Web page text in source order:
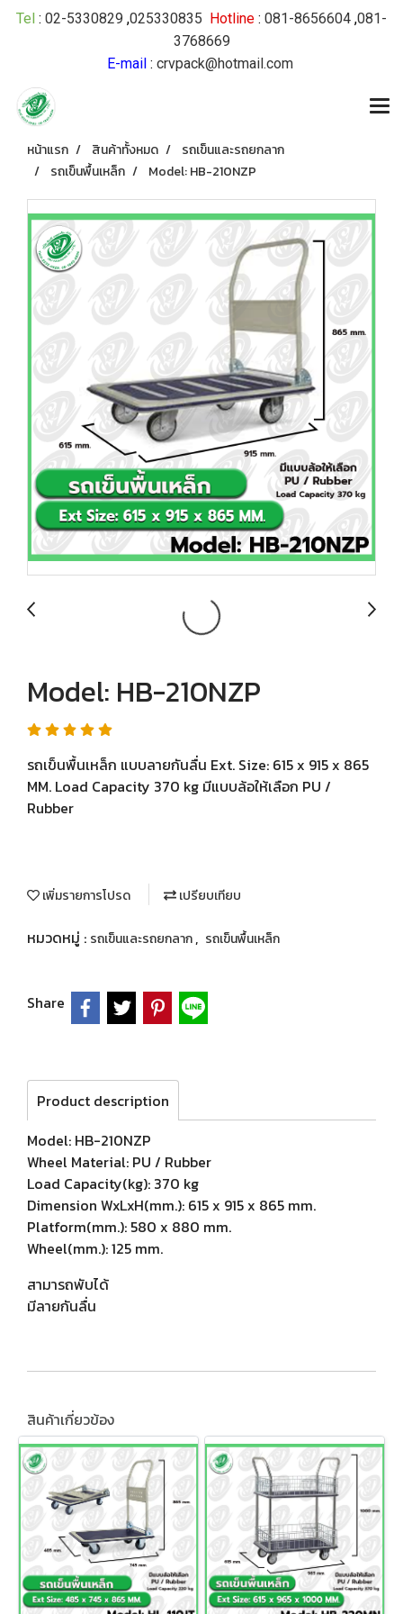
Tel : 02-5330829 ,025330835 Hotline : 081-8656604 ,081-
3768669
E-mail: crvpack@hotmail.com
หน้าแรก สินค้าทั้งหมด
รถเข็นและรถยกลาก
รถเข็นพื้นเหล็ก
Model: HB-210NZP
Model: HB-210NZP
รถเข็นพื้นเหล็ก แบบลายกันลื่น Ext. Size: 615 x 915 x 865
MM. Load Capacity 370 kg มีแบบล้อให้เลือก PU /
Rubber
เพิ่มรายการโปรด เปรียบเทียบ
หมวดหมู่ : รถเข็นและรถยกลาก, รถเข็นพื้นเหล็ก
Share
Product description
Model: HB-210NZP
Wheel Material: PU / Rubber
Load Capacity(kg): 370 kg
Dimension WxLxH(mm.): 615 x 915 x 865 mm.
Platform(mm.): 580 x 880 mm.
Wheel(mm.): 125 mm.
สามารถพับได้
มีลายกันลื่น
สินค้าเกี่ยวข้อง